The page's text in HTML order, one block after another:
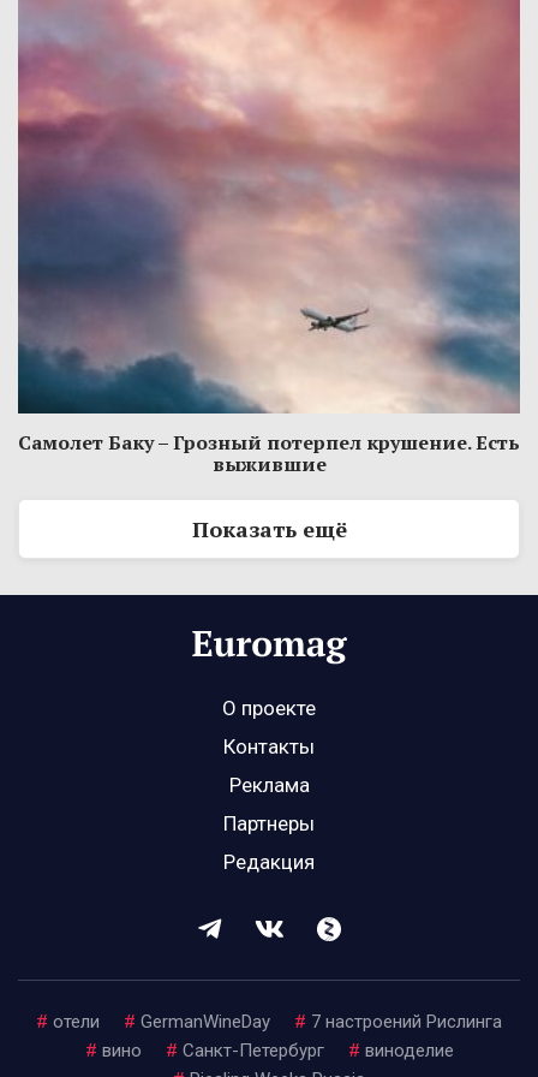
Самолет Баку – Грозный потерпел крушение. Есть
выжившие
Показать ещё
О проекте
Контакты
Реклама
Партнеры
Редакция
# отели # GermanWineDay # 7 настроений Рислинга
# вино # Санкт-Петербург # виноделие